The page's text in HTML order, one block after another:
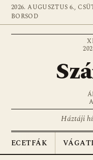
2026. AUGUSZTUS 6.,
BORSOD
Háztáji
ECETFÁK